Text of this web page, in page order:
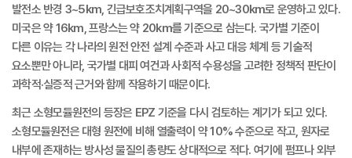
발전소 반경 3~5km, 긴급보호조치계획구역을 20~30km로 운영하고 있다.
미국은 약 16km, 프랑스는 약 20km를 기준으로 삼는다. 국가별 기준이
다른 이유는 각 나라의 원전 안전 설계 수준과 사고 대응 체계 등 기술적
요소뿐만 아니라, 국가별 대피 여건과 사회적 수용성을 고려한 정책적 판단이
과학적·실증적 근거와 함께 작용하기 때문이다.
최근 소형모듈원전의 등장은 EPZ 기준을 다시 검토하는 계기가 되고 있다.
소형모듈원전은 대형 원전에 비해 열출력이 약 10% 수준으로 작고, 원자로
내부에 존재하는 방사성 물질의 총량도 상대적으로 적다. 여기에 펌프나 외부